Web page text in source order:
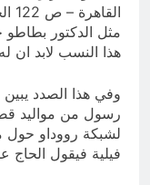
مثل الدكتور بطاطو
هذا النسب لابد ان
وفي هذا الصدد يبين
لشبكة رووداو حول
فيلية فيقول الحاج